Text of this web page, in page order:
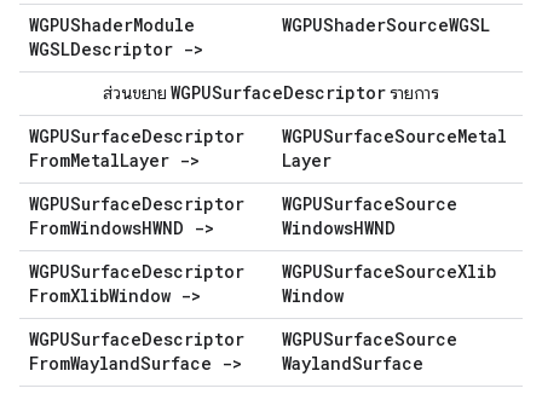
WGPUShaderModule
WGSLDescriptor ->
WGPUShaderSourceWGSL
ส่วนขยาย WGPUSurfaceDescriptorรายการ
WGPUSurfaceDescriptor
FromMetalLayer ->
WGPUSurfaceSourceMetal
Layer
WGPUSurfaceDescriptor
FromWindowsHWND ->
WGPUSurfaceSource
WindowsHWND
WGPUSurfaceDescriptor
FromXlibWindow ->
WGPUSurfaceSourceXlib
Window
WGPUSurfaceDescriptor
FromWaylandSurface ->
WGPUSurfaceSource
WaylandSurface